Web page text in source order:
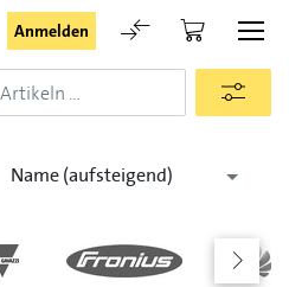
Anmelden
Name (aufsteigend)